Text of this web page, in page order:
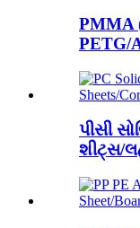
PMMA
PETG/
પીસી
શીટ્સ/